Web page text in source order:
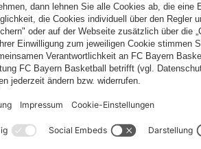
Tempogegenstoß im Strafraum zum
(z. B. IP-Adresse) mit Hilfe von Cookies zu
Inhalte anzuzeigen. Diese Einstellung wird für alle
jederzeit in derCookie-Einwilligungslösung
Wochenende mit dem
um 14 Uhr. Eine Woche später
(1:0)